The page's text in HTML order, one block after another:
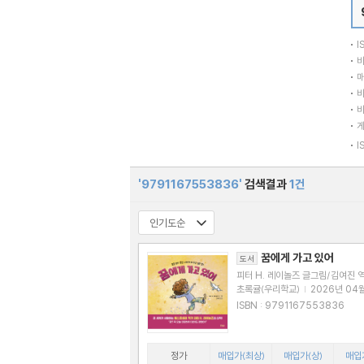
'9791167553836' 검색결과1건
도서 꿈에게 가고 있어
피터 H. 레이놀즈 글그림/김여진
초록귤(우리학교) | 2026년 04
ISBN : 9791167553836
정가 매입가(최상) 매입가(상) 매